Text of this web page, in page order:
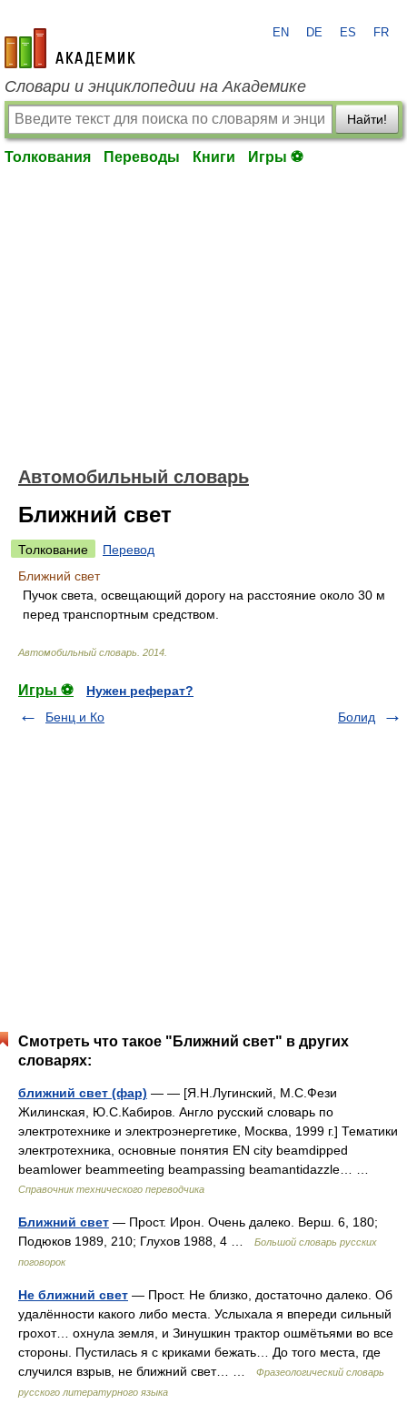
academic.ru
EN DE ES FR
Словари и энциклопедии на Академике
Найти!
Толкования Переводы Книги Игры ⚽
Автомобильный словарь
Ближний свет
Толкование
Перевод
Ближний свет
Пучок света, освещающий дорогу на расстояние около 30 м
перед транспортным средством.
Автомобильный словарь 2014
Игры ⚽
Нужен реферат?
Бенц и Ко
Болид
Смотреть что такое "Ближний свет" в других
словарях:
ближний свет (фар) — — [Я.Н.Лугинский, М.С.Фези
Жилинская, Ю.С.Кабиров. Англо русский словарь по
электротехнике и электроэнергетике, Москва, 1999 г.] Тематики
электротехника, основные понятия EN city beamdipped
beamlower beammeeting beampassing beamantidazzle… …
Справочник технического переводчика
Ближний свет — Прост. Ирон. Очень далеко. Верш. 6, 180;
Подюков 1989, 210; Глухов 1988, 4 …
Большой словарь русских
поговорок
Не ближний свет — Прост. Не близко, достаточно далеко. Об
удалённости какого либо места. Услыхала я впереди сильный
грохот… охнула земля, и Зинушкин трактор ошмётьями во все
стороны. Пустилась я с криками бежать… До того места, где
случился взрыв, не ближний свет… …
Фразеологический словарь
русского литературного языка